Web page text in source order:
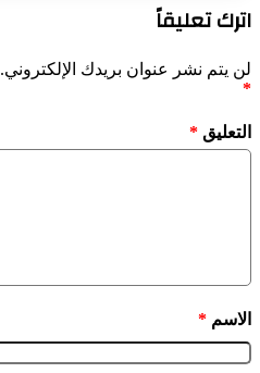
اترك تعليقاً
لن يتم نشر عنوان بريدك الإلكتروني.
*
التعليق *
الاسم *